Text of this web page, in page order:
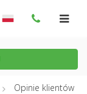
Opinie klientów